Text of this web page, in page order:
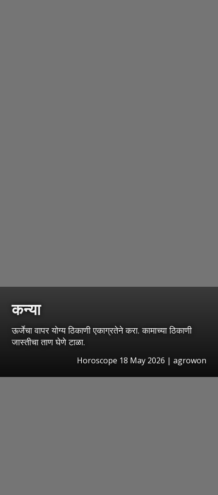
कन्या
ऊर्जेचा वापर योग्य ठिकाणी एकाग्रतेने करा. कामाच्या ठिकाणी
जास्तीचा ताण घेणे टाळा.
Horoscope 18 May 2026 | agrowon